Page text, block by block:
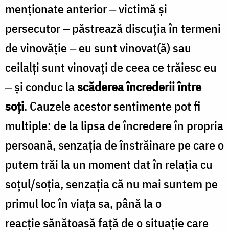
menţionate anterior ‒ victimă şi
persecutor ‒ păstrează discuţia în termeni
de vinovăţie ‒ eu sunt vinovat(ă) sau
ceilalţi sunt vinovaţi de ceea ce trăiesc eu
‒ şi conduc lascăderea încrederii între
soţi. Cauzele acestor sentimente pot fi
multiple: de la lipsa de încredere în propria
persoană, senzaţia de înstrăinare pe care o
putem trăi la un moment dat în relaţia cu
soţul/soţia, senzaţia că nu mai suntem pe
primul loc în viaţa sa, până la o
reacţie sănătoasă faţă de o situaţie care